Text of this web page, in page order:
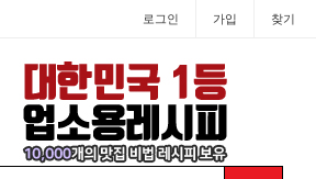
로그인 가입 찾기